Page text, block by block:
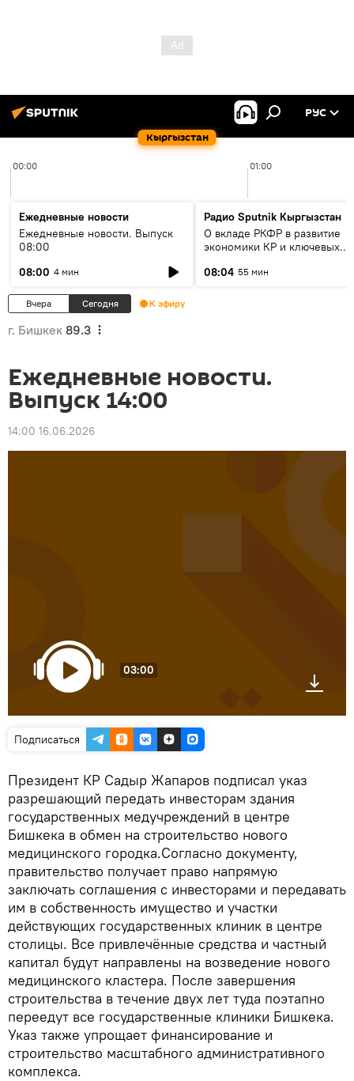
Кыргызстан
РУС
00:00 01:00
Ежедневные новости
Ежедневные новости. Выпуск
08:00
08:00 4 мин
Радио Sputnik Кыргызстан
О вкладе РКФР в развитие
экономики КР и ключевых
08:04 55 мин
Вчера Сегодня К эфиру
г. Бишкек 89.3
Ежедневные новости.
Выпуск 14:00
14:00 16.06.2026
03:00
Подписаться
Президент КР Садыр Жапаров подписал указ
разрешающий передать инвесторам здания
государственных медучреждений в центре
Бишкека в обмен на строительство нового
медицинского городка.Согласно документу,
правительство получает право напрямую
заключать соглашения с инвесторами и передавать
им в собственность имущество и участки
действующих государственных клиник в центре
столицы. Все привлечённые средства и частный
капитал будут направлены на возведение нового
медицинского кластера. После завершения
строительства в течение двух лет туда поэтапно
переедут все государственные клиники Бишкека.
Указ также упрощает финансирование и
строительство масштабного административного
комплекса.